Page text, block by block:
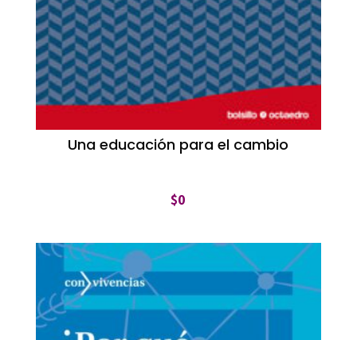
Una educación para el cambio
$0